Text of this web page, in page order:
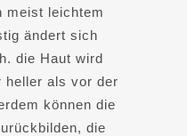
meist leichtem
ändert sich
die Haut wird
heller als vor der
können die
die